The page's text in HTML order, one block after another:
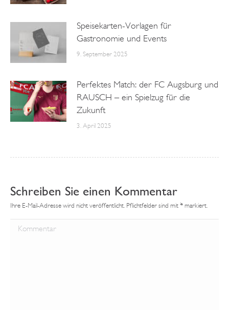
Speisekarten-Vorlagen für
Gastronomie und Events
9. September 2025
Perfektes Match: der FC Augsburg und
RAUSCH – ein Spielzug für die
Zukunft
3. April 2025
Schreiben Sie einen Kommentar
Ihre E-Mail-Adresse wird nicht veröffentlicht. Pflichtfelder sind mit * markiert.
Kommentar